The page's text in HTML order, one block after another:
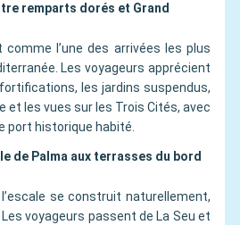
remparts dorés et Grand
l’une des arrivées les plus
Les voyageurs apprécient
les jardins suspendus,
et les vues sur les Trois Cités, avec
port historique habité.
de Palma aux terrasses du bord
se construit naturellement,
voyageurs passent de La Seu et